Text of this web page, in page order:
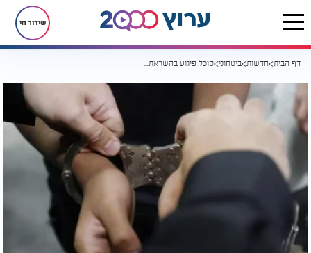
שידור חי
דף הבית חדשות ביטחוני סוכל פיגוע בהשראת דאע"ש: צעיר מהנגב תכנן פיגוע התאבדות בבאר שבע